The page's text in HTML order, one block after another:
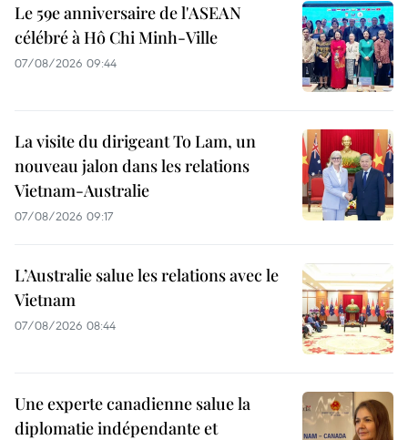
Le 59e anniversaire de l'ASEAN
célébré à Hô Chi Minh-Ville
07/08/2026 09:44
La visite du dirigeant To Lam, un
nouveau jalon dans les relations
Vietnam-Australie
07/08/2026 09:17
L’Australie salue les relations avec le
Vietnam
07/08/2026 08:44
Une experte canadienne salue la
diplomatie indépendante et